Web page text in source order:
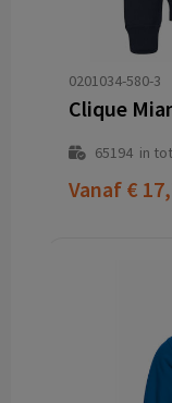
0201034-580-3
Clique
65194in
Vanaf €